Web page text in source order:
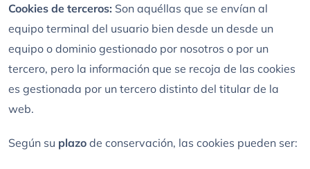
Cookies de terceros: Son aquéllas que se envían al
equipo terminal del usuario bien desde un desde un
equipo o dominio gestionado por nosotros o por un
tercero, pero la información que se recoja de las cookies
es gestionada por un tercero distinto del titular de la
web.
Según su plazo de conservación, las cookies pueden ser: